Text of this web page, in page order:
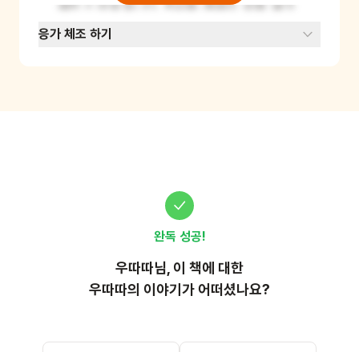
해질 수 있게 됩니다. 준비물: 클레이, 인형, 변기
모형
응가 체조 하기
완독 성공!
우따따님, 이 책에 대한
우따따의 이야기가 어떠셨나요?